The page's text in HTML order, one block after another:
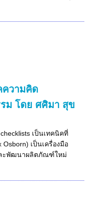
ความคิด
ม โดย ศศิมา สุข
เป็นเทคนิคที่
เป็นเครื่องมือ
ะพัฒนาผลิตภัณฑ์ใหม่